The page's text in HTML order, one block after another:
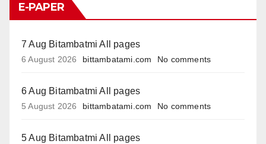
E-PAPER
7 Aug Bitambatmi All pages
6 August 2026 bittambatami.com No comments
6 Aug Bitambatmi All pages
5 August 2026 bittambatami.com No comments
5 Aug Bitambatmi All pages